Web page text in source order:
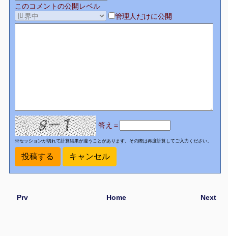
このコメントの公開レベル
管理人だけに公開
答え＝
※セッションが切れて計算結果が違うことがあります。その際は再度計算してご入力ください。
Prv Next
Home